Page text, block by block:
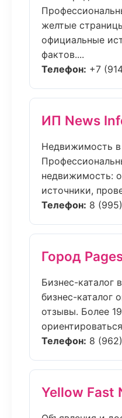
желтые
официальные
фактов....
Телефон: +7
ИП News
Недвижимость в
недвижимость:
источники,
Телефон: 8
Город
Бизнес-каталог
бизнес-каталог
отзывы. Более
Телефон: 8
Yellow Fast